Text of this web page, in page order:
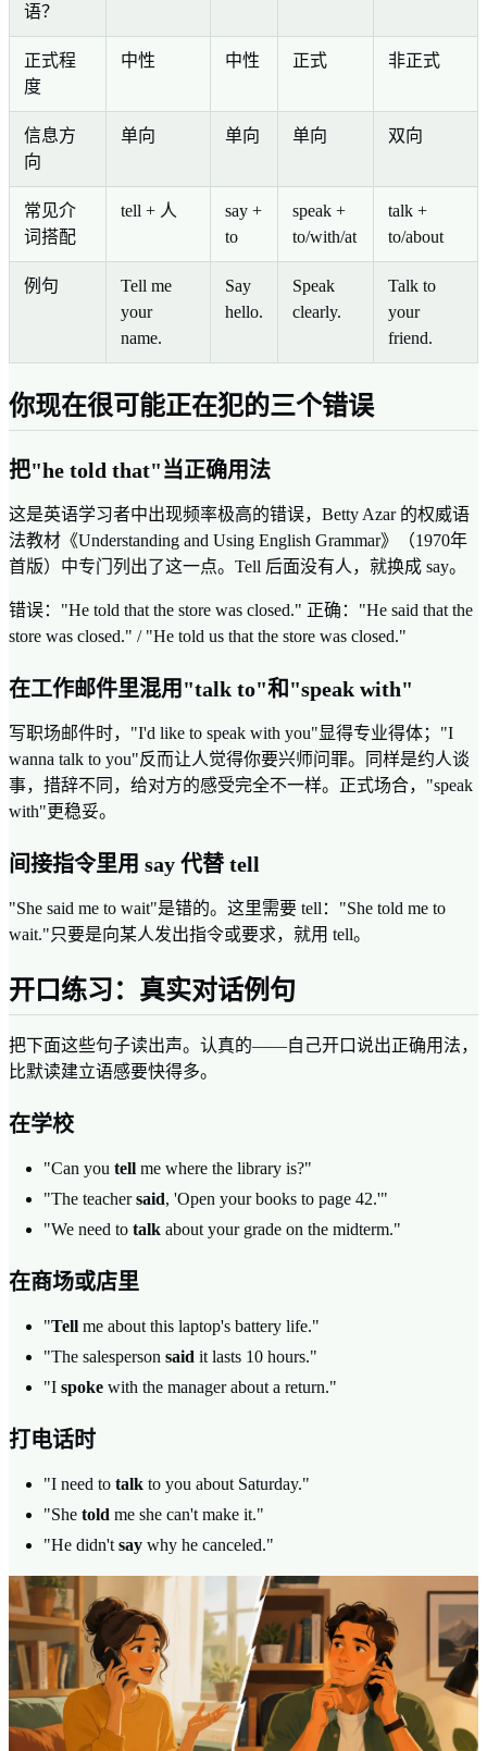
语？
正式程
度
中性 中性 正式 非正式
信息方
向
单向 单向 单向 双向
常见介
词搭配
tell + 人
say +
to
speak +
to/with/at
talk +
to/about
例句
Tell me
your
name.
Say
hello.
Speak
clearly.
Talk to
your
friend.
你现在很可能正在犯的三个错误
把"he told that"当正确用法
这是英语学习者中出现频率极高的错误，Betty Azar 的权威语
法教材《Understanding and Using English Grammar》（1970年
首版）中专门列出了这一点。Tell 后面没有人，就换成 say。
错误："He told that the store was closed." 正确："He said that the
store was closed." / "He told us that the store was closed."
在工作邮件里混用"talk to"和"speak with"
写职场邮件时，"I'd like to speak with you"显得专业得体；"I
wanna talk to you"反而让人觉得你要兴师问罪。同样是约人谈
事，措辞不同，给对方的感受完全不一样。正式场合，"speak
with"更稳妥。
间接指令里用 say 代替 tell
"She said me to wait"是错的。这里需要 tell："She told me to
wait."只要是向某人发出指令或要求，就用 tell。
开口练习：真实对话例句
把下面这些句子读出声。认真的——自己开口说出正确用法，
比默读建立语感要快得多。
在学校
"Can you tell me where the library is?"
"The teachersaid, 'Open your books to page 42.'"
"We need to talk about your grade on the midterm."
在商场或店里
"Tell me about this laptop's battery life."
"The salesperson said it lasts 10 hours."
"I spoke with the manager about a return."
打电话时
"I need to talk to you about Saturday."
"She told me she can't make it."
"He didn't say why he canceled."